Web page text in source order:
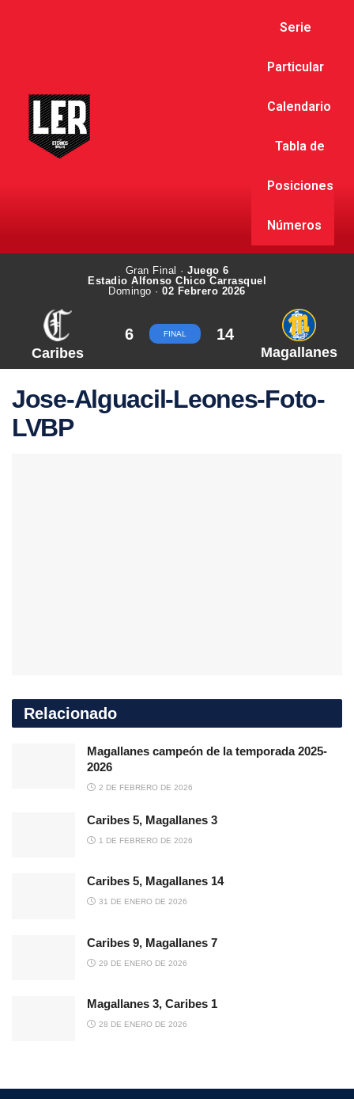
Serie
Particular
Calendario
Tabla de
Posiciones
Números
Gran Final · Juego 6
Estadio Alfonso Chico Carrasquel
Domingo ·02 Febrero 2026
Caribes
6 FINAL 14
Magallanes
Jose-Alguacil-Leones-Foto-
LVBP
Relacionado
Magallanes campeón de la temporada 2025-
2026
2 DE FEBRERO DE 2026
Caribes 5, Magallanes 3
1 DE FEBRERO DE 2026
Caribes 5, Magallanes 14
31 DE ENERO DE 2026
Caribes 9, Magallanes 7
29 DE ENERO DE 2026
Magallanes 3, Caribes 1
28 DE ENERO DE 2026